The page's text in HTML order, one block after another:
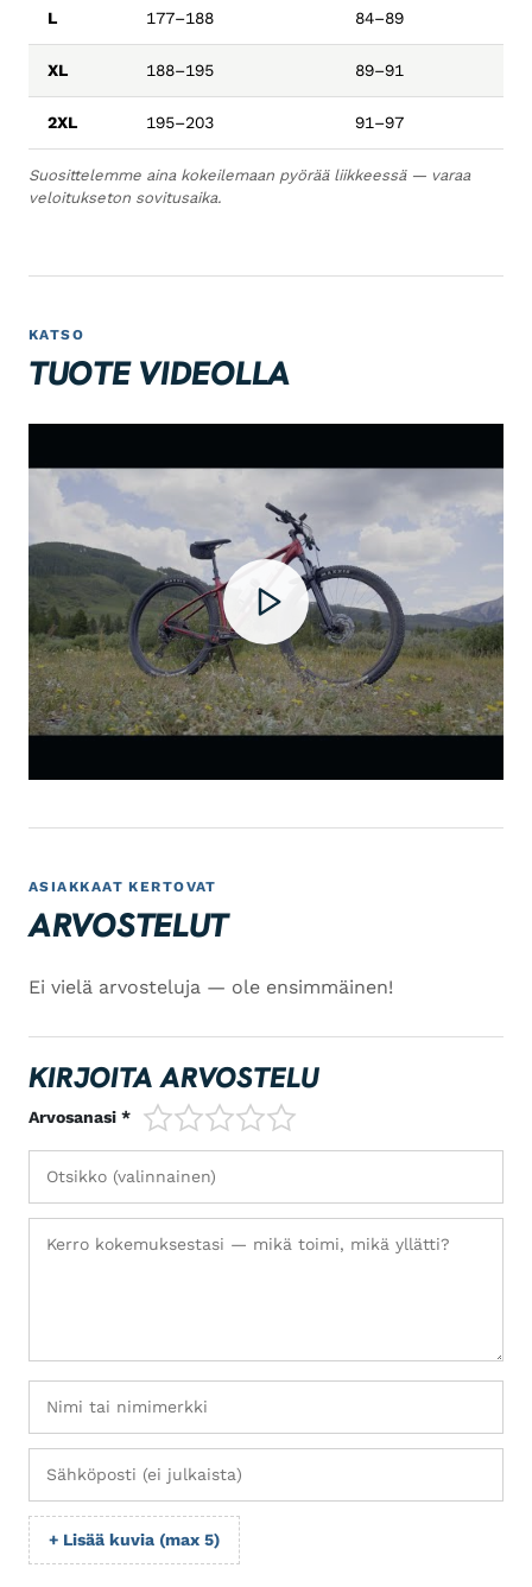
L 177–188 84–89
XL 188–195 89–91
2XL 195–203 91–97
Suosittelemme aina kokeilemaan pyörää liikkeessä — varaa
veloitukseton sovitusaika.
KATSO
TUOTE VIDEOLLA
ASIAKKAAT KERTOVAT
ARVOSTELUT
Ei vielä arvosteluja — ole ensimmäinen!
KIRJOITA ARVOSTELU
Arvosanasi * 1/5 2/53/54/5
+ Lisää kuvia (max 5)